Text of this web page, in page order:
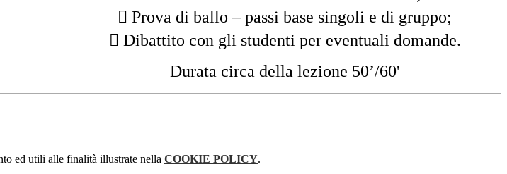
 Prova di ballo – passi base singoli e di gruppo;
 Dibattito con gli studenti per eventuali domande.
Durata circa della lezione 50’/60'
ed utili alle finalità illustrate nella COOKIE POLICY.